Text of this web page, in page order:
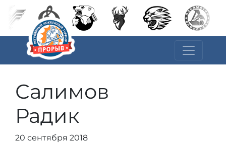
Салимов
Радик
20 сентября 2018